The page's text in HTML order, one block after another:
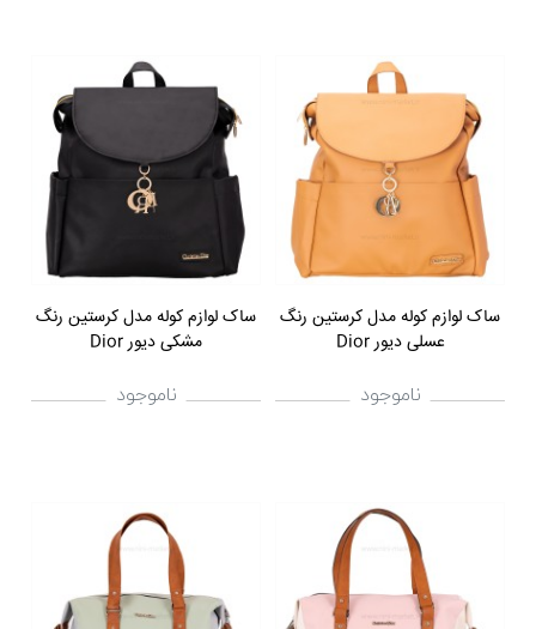
ساک لوازم کوله مدل کرستین رنگ
عسلی دیور Dior
ناموجود
ساک لوازم کوله مدل کرستین رنگ
مشکی دیور Dior
ناموجود